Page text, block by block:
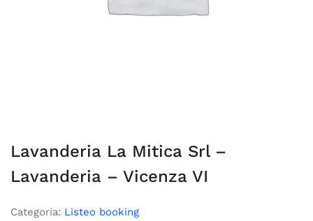
Lavanderia La Mitica Srl –
Lavanderia – Vicenza VI
Categoria: Listeo booking